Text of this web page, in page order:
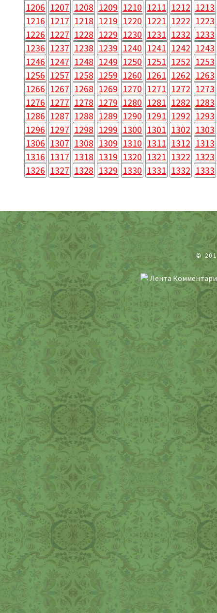
1206 1207 1208 1209 1210 1211 1212 1213
1216 1217 1218 1219 1220 1221 1222 1223
1226 1227 1228 1229 1230 1231 1232 1233
1236 1237 1238 1239 1240 1241 1242 1243
1246 1247 1248 1249 1250 1251 1252 1253
1256 1257 1258 1259 1260 1261 1262 1263
1266 1267 1268 1269 1270 1271 1272 1273
1276 1277 1278 1279 1280 1281 1282 1283
1286 1287 1288 1289 1290 1291 1292 1293
1296 1297 1298 1299 1300 1301 1302 1303
1306 1307 1308 1309 1310 1311 1312 1313
1316 1317 1318 1319 1320 1321 1322 1323
1326 1327 1328 1329 1330 1331 1332 1333
©
Лента